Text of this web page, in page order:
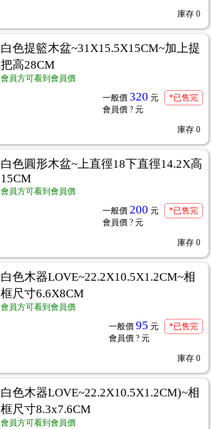
庫存 0
白色提籃木盆~31X15.5X15CM~加上提
把高28CM
會員方可看到會員價
一般價 320 元
會員價 ? 元
*已售完
庫存 0
白色圓形木盆~上直徑18下直徑14.2X高
15CM
會員方可看到會員價
一般價 200 元
會員價 ? 元
*已售完
庫存 0
白色木器LOVE~22.2X10.5X1.2CM~相
框尺寸6.6X8CM
會員方可看到會員價
一般價 95 元
會員價 ? 元
*已售完
庫存 0
白色木器LOVE~22.2X10.5X1.2CM)~相
框尺寸8.3x7.6CM
會員方可看到會員價